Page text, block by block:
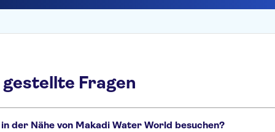
Fragen
der Nähe von Makadi Water World besuchen?